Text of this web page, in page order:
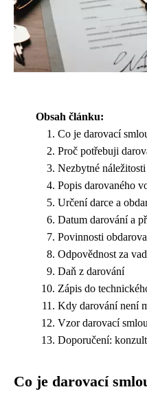
Obsah článku:
Co je darovací
Proč potřebuji
Nezbytné
Popis darovaného
Určení darce a
Datum darování a
Povinnosti
Odpovědnost za
Daň z darování
Zápis do
Kdy darování není
Vzor darovací
Doporučení:
Co je darovací